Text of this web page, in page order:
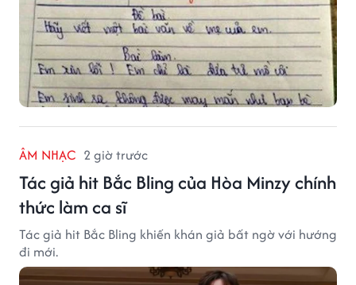
ÂM NHẠC 2 giờ trước
Tác giả hit Bắc Bling của Hòa Minzy chính
thức làm ca sĩ
Tác giả hit Bắc Bling khiến khán giả bất ngờ với hướng
đi mới.